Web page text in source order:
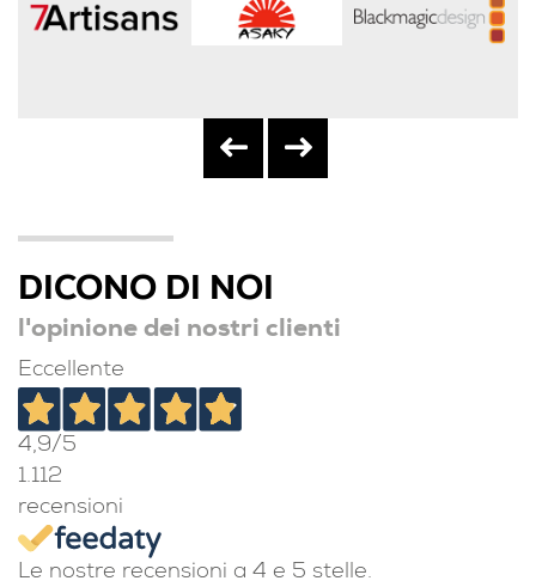
DICONO DI NOI
l'opinione dei nostri clienti
Eccellente
4,9/5
1.112
recensioni
Le nostre recensioni a 4 e 5 stelle.